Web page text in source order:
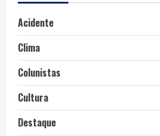
Acidente
Clima
Colunistas
Cultura
Destaque